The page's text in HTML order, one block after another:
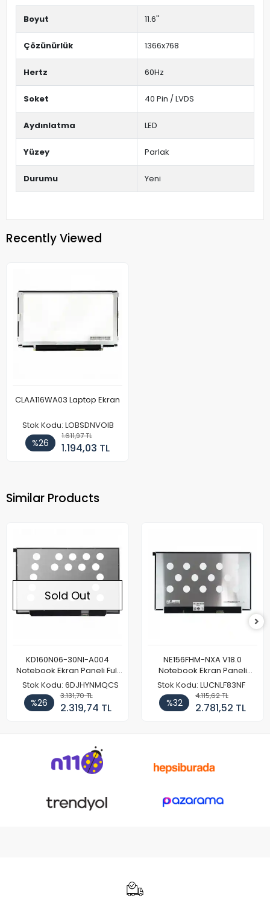
Boyut 11.6''
Çözünürlük 1366x768
Hertz 60Hz
Soket 40 Pin / LVDS
Aydınlatma LED
Yüzey Parlak
Durumu Yeni
Recently Viewed
CLAA116WA03 Laptop Ekran
Stok Kodu: LOBSDNVOIB
%26
1.611,97 TL
1.194,03 TL
Similar Products
Sold Out
KD160N06-30NI-A004
Notebook Ekran Paneli Full
HD
Stok Kodu: 6DJHYNMQCS
%26
3.131,70 TL
2.319,74 TL
NE156FHM-NXA V18.0
Notebook Ekran Paneli
144Hz
Stok Kodu: LUCNLF83NF
%32
4.115,62 TL
2.781,52 TL